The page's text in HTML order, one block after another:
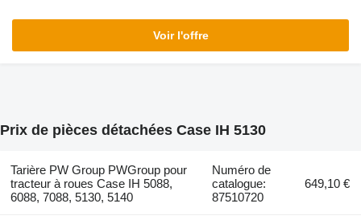
Voir l'offre
Prix de pièces détachées Case IH 5130
Tarière PW Group PWGroup pour
tracteur à roues Case IH 5088,
6088, 7088, 5130, 5140
Numéro de
catalogue:
87510720
649,10 €